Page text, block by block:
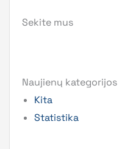
Sekite mus
Naujienų kategorijos
Kita
Statistika